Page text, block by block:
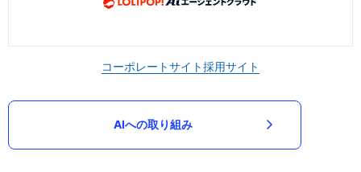
コーポレートサイト採用サイト
AIへの取り組み